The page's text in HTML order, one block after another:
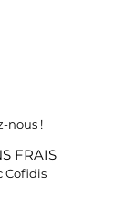
nous !
FRAIS
Cofidis